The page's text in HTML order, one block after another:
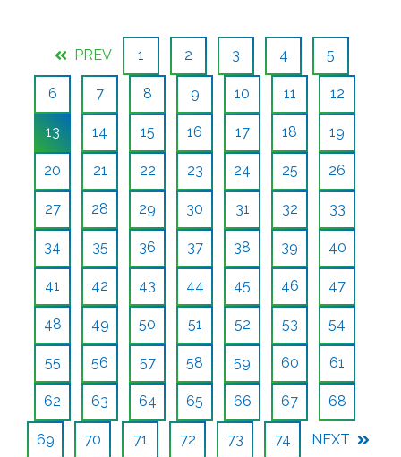
PREV 1 2 3 4 5
6 7 8 9 10 11 12
13 14 15 16 17 18 19
20 21 22 23 24 25 26
27 28 29 30 31 32 33
34 35 36 37 38 39 40
41 42 43 44 45 46 47
48 49 50 51 52 53 54
55 56 57 58 59 60 61
62 63 64 65 66 67 68
69 70 71 72 73 74 NEXT